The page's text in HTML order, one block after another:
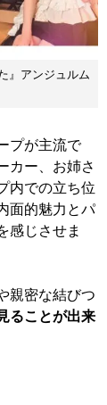
』アンジュルム
プが主流で
カー、お姉さ
内での立ち位
面的魅力とパ
感じさせま
親密な結びつ
ることが出来